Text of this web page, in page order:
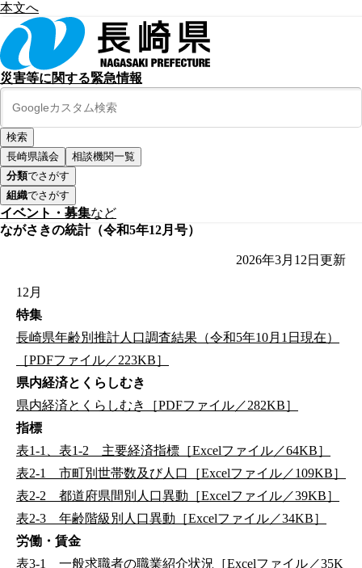
本文へ
災害等に関する緊急情報
長崎県議会
相談機関一覧
分類でさがす
組織でさがす
イベント・募集など
ながさきの統計（令和5年12月号）
2026年3月12日 更新
12月
特集
長崎県年齢別推計人口調査結果（令和5年10月1日現在）
［PDFファイル／223KB］
県内経済とくらしむき
県内経済とくらしむき［PDFファイル／282KB］
指標
表1-1、表1-2 主要経済指標［Excelファイル／64KB］
表2-1 市町別世帯数及び人口［Excelファイル／109KB］
表2-2 都道府県間別人口異動［Excelファイル／39KB］
表2-3 年齢階級別人口異動［Excelファイル／34KB］
労働・賃金
表3-1 一般求職者の職業紹介状況［Excelファイル／35K